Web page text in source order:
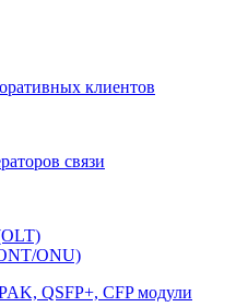
клиентов
связи
ONU)
QSFP+, CFP модули